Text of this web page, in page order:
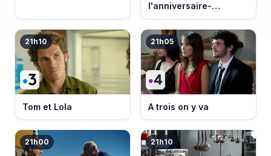
l'anniversaire-
événement
21h10
Tom et Lola
21h05
A trois on y va
21h00 21h10